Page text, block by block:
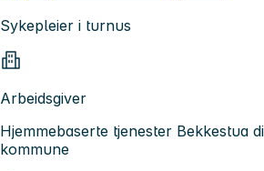
Sykepleier i turnus
Arbeidsgiver
Hjemmebaserte tjenester Bekkestua
kommune